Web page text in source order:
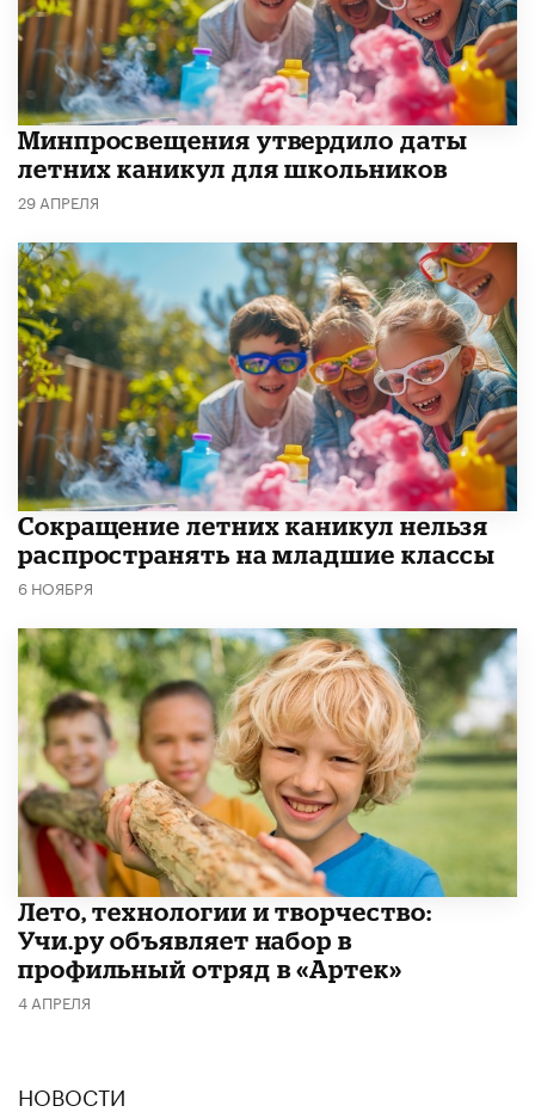
Минпросвещения утвердило даты
летних каникул для школьников
29 АПРЕЛЯ
Сокращение летних каникул нельзя
распространять на младшие классы
6 НОЯБРЯ
Лето, технологии и творчество:
Учи.ру объявляет набор в
профильный отряд в «Артек»
4 АПРЕЛЯ
НОВОСТИ